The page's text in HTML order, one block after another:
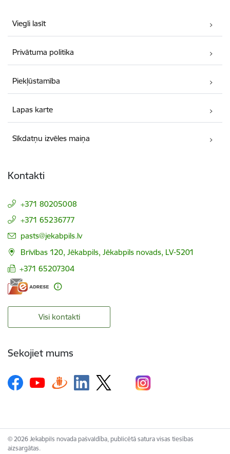
Viegli lasīt
Privātuma politika
Piekļūstamība
Lapas karte
Sīkdatņu izvēles maiņa
Kontakti
+371 80205008
+371 65236777
E-pasts:
pasts@jekabpils.lv
Brīvības 120, Jēkabpils, Jēkabpils novads, LV-5201
+371 65207304
Visi kontakti
Sekojiet mums
© 2026 Jekabpils novada pašvaldība, publicētā satura visas tiesības
aizsargātas.